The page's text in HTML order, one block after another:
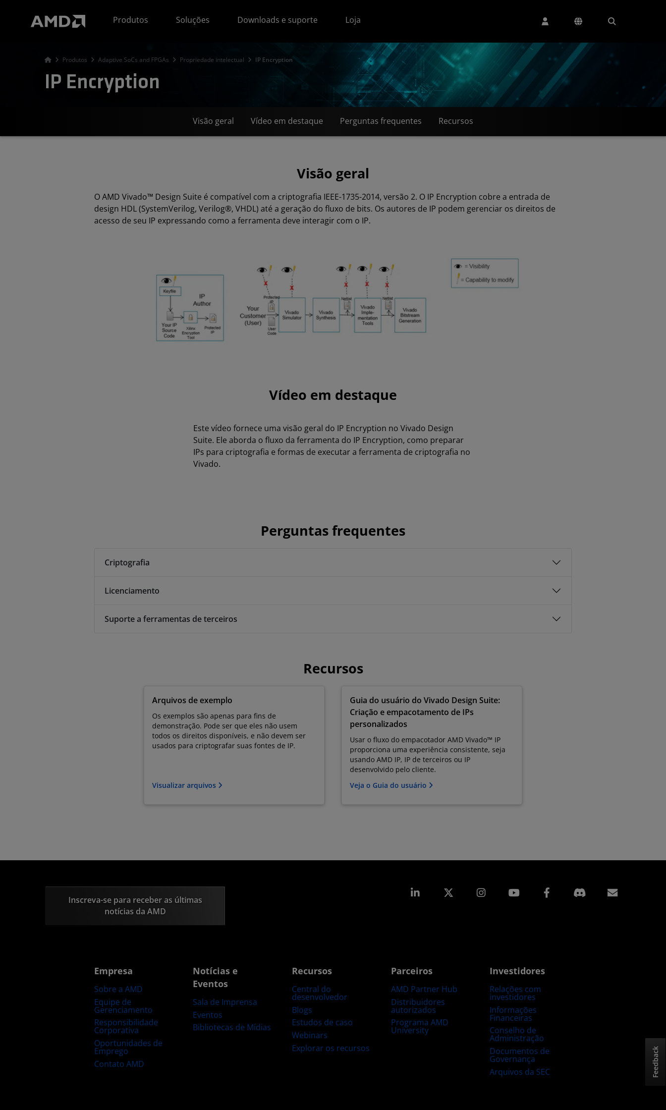
Produtos
Soluções Downloads e suporte Loja
Produtos Adaptive SoCs and FPGAs Propriedade intelectual IP Encryption
IP Encryption
Visão geral Vídeo em destaque Perguntas frequentes Recursos
Visão geral
O AMD Vivado™ Design Suite é compatível com a criptografia IEEE-1735-2014, versão 2. O IP Encryption cobre a entrada de
design HDL (SystemVerilog, Verilog®, VHDL) até a geração do fluxo de bits. Os autores de IP podem gerenciar os direitos de
acesso de seu IP expressando como a ferramenta deve interagir com o IP.
Vídeo em destaque
Este vídeo fornece uma visão geral do IP Encryption no Vivado Design
Suite. Ele aborda o fluxo da ferramenta do IP Encryption, como preparar
IPs para criptografia e formas de executar a ferramenta de criptografia no
Vivado.
Perguntas frequentes
Criptografia
Licenciamento
Suporte a ferramentas de terceiros
Recursos
Arquivos de exemplo
Os exemplos são apenas para fins de
demonstração. Pode ser que eles não usem
todos os direitos disponíveis, e não devem ser
usados para criptografar suas fontes de IP.
Visualizar arquivos
Guia do usuário do Vivado Design Suite:
Criação e empacotamento de IPs
personalizados
Usar o fluxo do empacotador AMD Vivado™ IP
proporciona uma experiência consistente, seja
usando AMD IP, IP de terceiros ou IP
desenvolvido pelo cliente.
Veja o Guia do usuário
Inscreva-se para receber as últimas
notícias da AMD
Linkedin Instagram Facebook
Empresa
Sobre a AMD
Equipe de
Gerenciamento
Responsibilidade
Corporativa
Oportunidades de
Emprego
Contato AMD
Notícias e
Eventos
Sala de Imprensa
Eventos
Bibliotecas de Mídias
Recursos
Central do
desenvolvedor
Blogs
Estudos de caso
Webinars
Explorar os recursos
Parceiros
AMD Partner Hub
Distribuidores
autorizados
Programa AMD
University
Investidores
Relações com
investidores
Informações
Financeiras
Conselho de
Administração
Documentos de
Governança
Arquivos da SEC
Feedback